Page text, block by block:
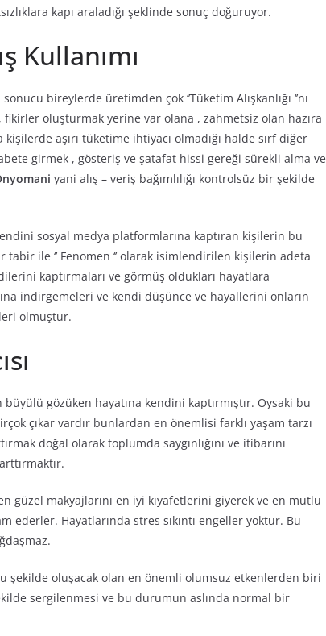
kapı araladığı şeklinde sonuç doğuruyor.
Kullanımı
bireylerde üretimden çok ‘’Tüketim Alışkanlığı ‘’nı
oluşturmak yerine var olana , zahmetsiz olan hazıra
aşırı tüketime ihtiyacı olmadığı halde sırf diğer
girmek , gösteriş ve şatafat hissi gereği sürekli alma ve
yani alış – veriş bağımlılığı kontrolsüz bir şekilde
sosyal medya platformlarına kaptıran kişilerin bu
ile ‘’ Fenomen ‘’ olarak isimlendirilen kişilerin adeta
kaptırmaları ve görmüş oldukları hayatlara
indirgemeleri ve kendi düşünce ve hayallerini onların
olmuştur.
büyülü gözüken hayatına kendini kaptırmıştır. Oysaki bu
çıkar vardır bunlardan en önemlisi farklı yaşam tarzı
doğal olarak toplumda saygınlığını ve itibarını
makyajlarını en iyi kıyafetlerini giyerek ve en mutlu
ederler. Hayatlarında stres sıkıntı engeller yoktur. Bu
şekilde oluşacak olan en önemli olumsuz etkenlerden biri
sergilenmesi ve bu durumun aslında normal bir